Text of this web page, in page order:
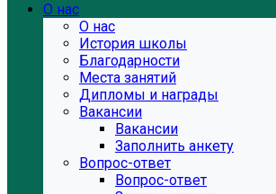
О нас
О нас
История школы
Благодарности
Места занятий
Дипломы и награды
Вакансии
Вакансии
Заполнить анкету
Вопрос-ответ
Вопрос-ответ